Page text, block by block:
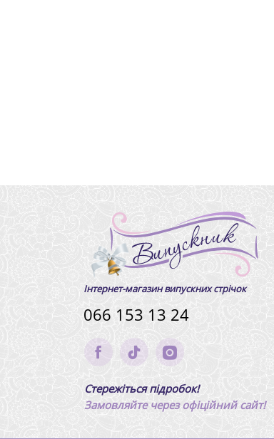
Інтернет-магазин випускних стрічок
066 153 13 24
Стережіться підробок!
Замовляйте через офіційний сайт!